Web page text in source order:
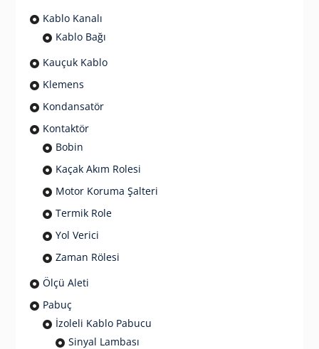
Kablo Kanalı
Kablo Bağı
Kauçuk Kablo
Klemens
Kondansatör
Kontaktör
Bobin
Kaçak Akım Rolesi
Motor Koruma Şalteri
Termik Role
Yol Verici
Zaman Rölesi
Ölçü Aleti
Pabuç
İzoleli Kablo Pabucu
Sinyal Lambası